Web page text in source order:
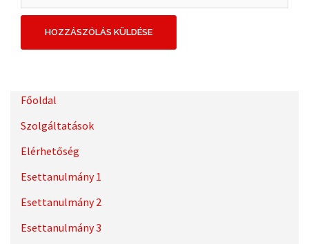
Főoldal
Szolgáltatások
Elérhetőség
Esettanulmány 1
Esettanulmány 2
Esettanulmány 3